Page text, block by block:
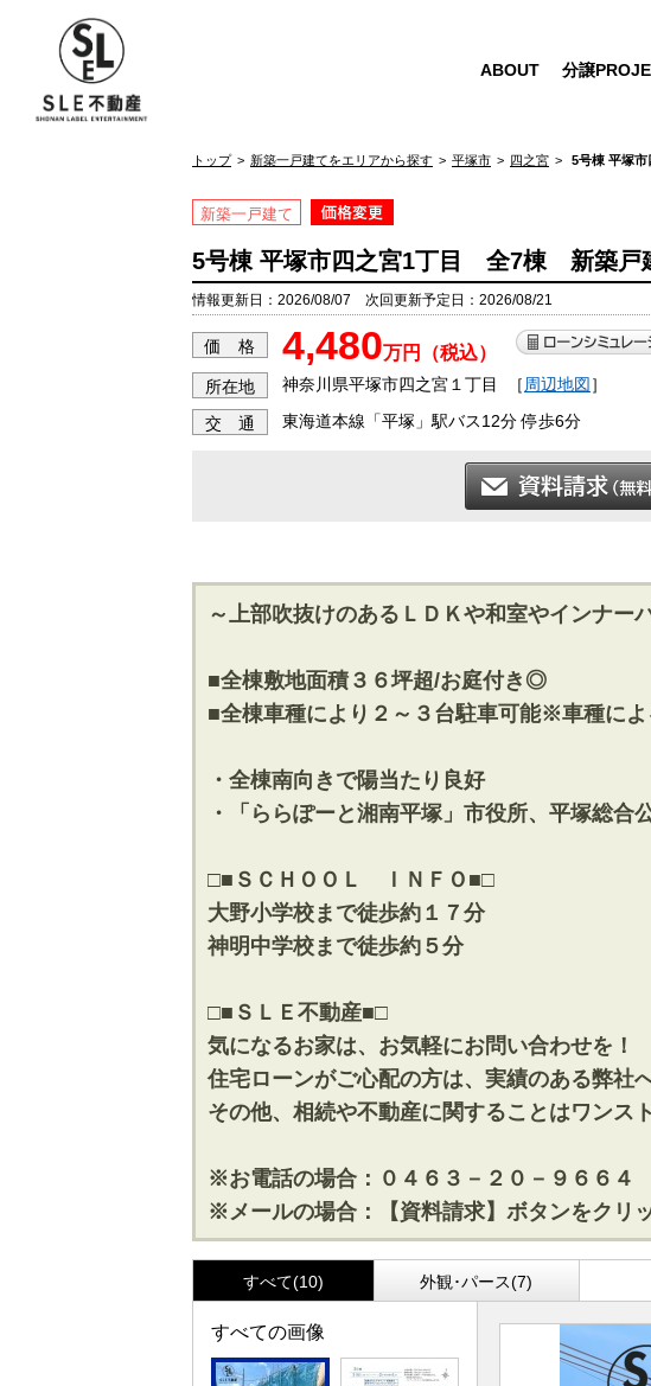
ABOUT 分譲
トップ 新築一戸建てをエリアから探す 平塚市 四之宮 5号棟 平塚
新築一戸建て
5号棟 平塚市四之宮1丁目 全7棟 新築戸
情報更新日：2026/08/07 次回更新予定日：2026/08/21
価 格 4,480万円（税込）
所在地 神奈川県平塚市四之宮１丁目 ［ 周辺地図 ］
交 通 東海道本線「平塚」駅バス12分 停歩6分
～上部吹抜けのあるＬＤＫや和室やインナー
■全棟敷地面積３６坪超/お庭付き◎
■全棟車種により２～３台駐車可能※車種によ
・全棟南向きで陽当たり良好
・「ららぽーと湘南平塚」市役所、平塚総合
□■ＳＣＨＯＯＬ ＩＮＦＯ■□
大野小学校まで徒歩約１７分
神明中学校まで徒歩約５分
□■ＳＬＥ不動産■□
気になるお家は、お気軽にお問い合わせを！
住宅ローンがご心配の方は、実績のある弊社
その他、相続や不動産に関することはワンス
※お電話の場合：０４６３－２０－９６６４
※メールの場合：【資料請求】ボタンをクリ
すべて(10) 外観･パース(7)
すべての画像